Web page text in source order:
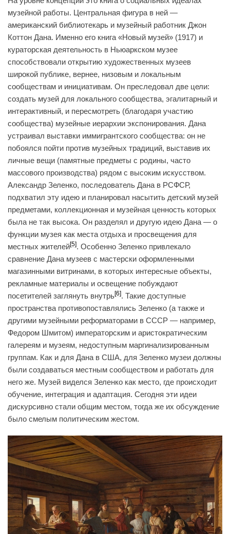
музейной работы. Центральная фигура в ней —
американский библиотекарь и музейный работник Джон
Коттон Дана. Именно его книга «Новый музей» (1917) и
кураторская деятельность в Ньюаркском музее
способствовали открытию художественных музеев
широкой публике, вернее, низовым и локальным
сообществам и инициативам. Он преследовал две цели:
создать музей для локального сообщества, эгалитарный и
интерактивный, и пересмотреть (благодаря участию
сообщества) музейные иерархии экспонирования. Дана
устраивал выставки иммигрантского сообщества: он не
побоялся пойти против музейных традиций, выставив их
личные вещи (памятные предметы с родины, часто
массового производства) рядом с высоким искусством.
Александр Зеленко, последователь Дана в РСФСР,
подхватил эту идею и планировал насытить детский музей
предметами, коллекционная и музейная ценность которых
была не так высока. Он разделял и другую идею Дана — о
функции музея как места отдыха и просвещения для
местных жителей [5] . Особенно Зеленко привлекало
сравнение Дана музеев с мастерски оформленными
магазинными витринами, в которых интересные объекты,
рекламные материалы и освещение побуждают
посетителей заглянуть внутрь [6] . Такие доступные
пространства противопоставлялись Зеленко (а также и
другими музейными реформаторами в СССР — например,
Федором Шмитом) императорским и аристократическим
галереям и музеям, недоступным маргинализированным
группам. Как и для Дана в США, для Зеленко музеи должны
были создаваться местным сообществом и работать для
него же. Музей виделся Зеленко как место, где происходит
обучение, интеграция и адаптация. Сегодня эти идеи
дискурсивно стали общим местом, тогда же их обсуждение
было смелым политическим жестом.